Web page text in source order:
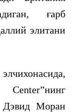
ғарб
элитани
Дэвид Моран